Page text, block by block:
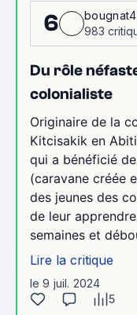
6
983
Du rôle
colonialiste
Originaire de la
Kitcisakik en
qui a bénéficié
(caravane créée
des jeunes des
de leur
semaines et
Lire la critique
le 9 juil. 2024
5